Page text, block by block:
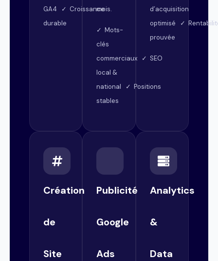
GA4 ✓ Croissance
durable
mois.
✓ Mots-
clés
commerciaux ✓ SEO
local &
national ✓ Positions
stables
d’acquisition
optimisé ✓
prouvée
Création
de
Site
Publicité
Google
Ads
Analytics
&
Data